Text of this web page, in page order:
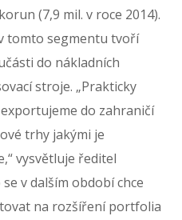
(7,9 mil. v roce 2014).
tomto segmentu tvoří
do nákladních
stroje. „Prakticky
do zahraničí
trhy jakými je
vysvětluje ředitel
v dalším období chce
na rozšíření portfolia